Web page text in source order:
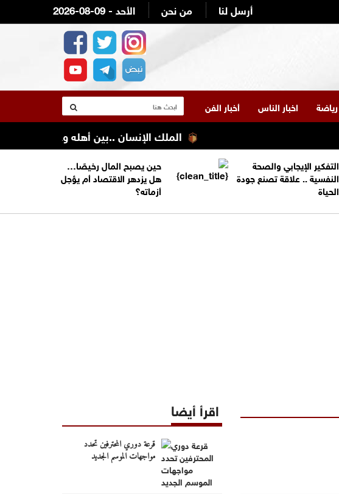
2026-08-09 - الأحد من نحن أرسل لنا
رياضة اخبار الناس أخبار الفن
الملك الإنسان ..بين أهله وعشيرته في الجنوب
التفكير الإيجابي والصحة
النفسية .. علاقة تصنع جودة
الحياة
حين يصبح المال رخيصًا…
هل يزدهر الاقتصاد أم يؤجل
أزماته؟
اقرأ أيضا
قرعة دوري المحترفين تحدد
مواجهات الموسم الجديد